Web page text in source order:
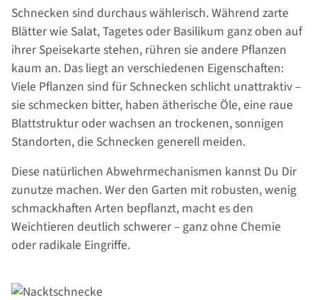
Schnecken sind durchaus wählerisch. Während zarte
Blätter wie Salat, Tagetes oder Basilikum ganz oben auf
ihrer Speisekarte stehen, rühren sie andere Pflanzen
kaum an. Das liegt an verschiedenen Eigenschaften:
Viele Pflanzen sind für Schnecken schlicht unattraktiv –
sie schmecken bitter, haben ätherische Öle, eine raue
Blattstruktur oder wachsen an trockenen, sonnigen
Standorten, die Schnecken generell meiden.
Diese natürlichen Abwehrmechanismen kannst Du Dir
zunutze machen. Wer den Garten mit robusten, wenig
schmackhaften Arten bepflanzt, macht es den
Weichtieren deutlich schwerer – ganz ohne Chemie
oder radikale Eingriffe.